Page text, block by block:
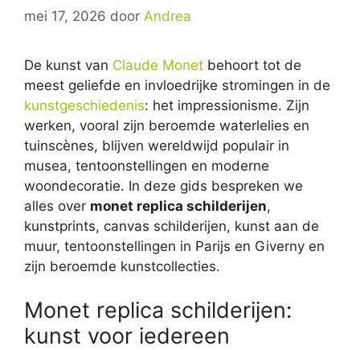
mei 17, 2026 door Andrea
De kunst van Claude Monet behoort tot de
meest geliefde en invloedrijke stromingen in de
kunstgeschiedenis: het impressionisme. Zijn
werken, vooral zijn beroemde waterlelies en
tuinscènes, blijven wereldwijd populair in
musea, tentoonstellingen en moderne
woondecoratie. In deze gids bespreken we
alles over monet replica schilderijen,
kunstprints, canvas schilderijen, kunst aan de
muur, tentoonstellingen in Parijs en Giverny en
zijn beroemde kunstcollecties.
Monet replica schilderijen:
kunst voor iedereen